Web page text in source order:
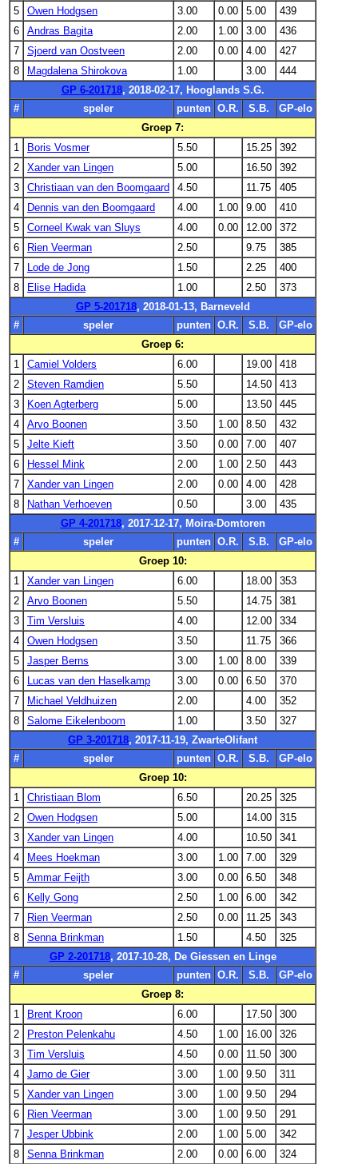
5 Owen Hodgsen 3.00 0.00 5.00
439
6
Andras Bagita 2.00 1.00 3.00
436
7
Sjoerd van Oostveen 2.00 0.00 4.00
427
8
Magdalena Shirokova 1.00 3.00
444
GP 6-201718, 2018-02-17, Hooglands S.G.
#
speler punten O.R. S.B.
GP-elo
Groep 7:
1
Boris Vosmer 5.50 15.25
392
2
Xander van Lingen 5.00 16.50
392
3
Christiaan van den Boomgaard 4.50 11.75
405
4
Dennis van den Boomgaard 4.00 1.00 9.00
410
5
Corneel Kwak van Sluys 4.00 0.00 12.00
372
6
Rien Veerman 2.50 9.75
385
7
Lode de Jong 1.50 2.25
400
8
Elise Hadida 1.00 2.50
373
GP 5-201718, 2018-01-13, Barneveld
#
speler punten O.R. S.B.
GP-elo
Groep 6:
1
Camiel Volders 6.00 19.00
418
2
Steven Ramdien 5.50 14.50
413
3
Koen Agterberg 5.00 13.50
445
4
Arvo Boonen 3.50 1.00 8.50
432
5
Jelte Kieft 3.50 0.00 7.00
407
6
Hessel Mink 2.00 1.00 2.50
443
7
Xander van Lingen 2.00 0.00 4.00
428
8
Nathan Verhoeven 0.50 3.00
435
GP 4-201718, 2017-12-17, Moira-Domtoren
#
speler punten O.R. S.B.
GP-elo
Groep 10:
1
Xander van Lingen 6.00 18.00
353
2
Arvo Boonen 5.50 14.75
381
3
Tim Versluis 4.00 12.00
334
4
Owen Hodgsen 3.50 11.75
366
5
Jasper Berns 3.00 1.00 8.00
339
6
Lucas van den Haselkamp 3.00 0.00 6.50
370
7
Michael Veldhuizen 2.00 4.00
352
8
Salome Eikelenboom 1.00 3.50
327
GP 3-201718, 2017-11-19, ZwarteOlifant
#
speler punten O.R. S.B.
GP-elo
Groep 10:
1
Christiaan Blom 6.50 20.25
325
2
Owen Hodgsen 5.00 14.00
315
3
Xander van Lingen 4.00 10.50
341
4
Mees Hoekman 3.00 1.00 7.00
329
5
Ammar Feijth 3.00 0.00 6.50
348
6
Kelly Gong 2.50 1.00 6.00
342
7
Rien Veerman 2.50 0.00 11.25
343
8
Senna Brinkman 1.50 4.50
325
GP 2-201718, 2017-10-28, De Giessen en Linge
#
speler punten O.R. S.B.
GP-elo
Groep 8:
1
Brent Kroon 6.00 17.50
300
2
Preston Pelenkahu 4.50 1.00 16.00
326
3
Tim Versluis 4.50 0.00 11.50
300
4
Jarno de Gier 3.00 1.00 9.50
311
5
Xander van Lingen 3.00 1.00 9.50
294
6
Rien Veerman 3.00 1.00 9.50
291
7
Jesper Ubbink 2.00 1.00 5.00
342
8
Senna Brinkman 2.00 0.00 6.00
324